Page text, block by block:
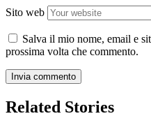
Sito web
Salva il mio nome, email e
prossima volta che commento.
Related Stories